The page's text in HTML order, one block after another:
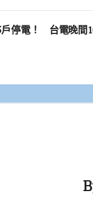
戶停電！ 台電晚間